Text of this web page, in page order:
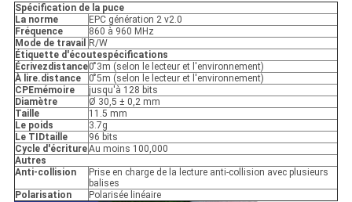
Spécification de la puce
La norme
EPC génération 2 v2.0
Fréquence
860 à 960 MHz
Mode de travail
R/W
Étiquette d'écoutespécifications
Écrivezdistance0 ̊3m (selon le lecteur et l'environnement)
À lire.distance
0 ̊5m (selon le lecteur et l'environnement)
CPEmémoire
jusqu'à 128 bits
Diamètre
Ø 30,5 ± 0,2 mm
Taille
11.5 mm
Le poids
3.7g
Le TIDtaille
96 bits
Cycle d'écritureAu moins 100,000
Autres
Anti-collision
Prise en charge de la lecture anti-collision avec plusieurs
balises
Polarisation
Polarisée linéaire